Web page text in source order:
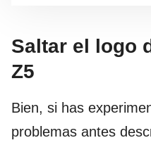
Saltar el logo
Z5
Bien, si has
problemas antes